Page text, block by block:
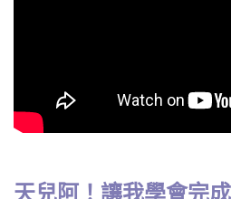
天兒阿！讓我學會完